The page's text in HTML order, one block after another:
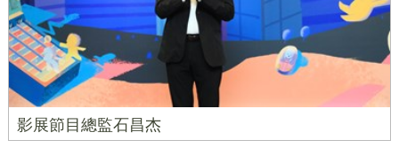
影展節目總監石昌杰